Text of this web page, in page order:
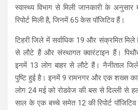
स्वास्थ्य विभाग से मिली जानकारी के
रिपोर्ट मिली है, जिनमें 65 केस पॉजिटिव हैं।
टिहरी जिले में सर्वाधिक 19 और संक्रमित मिले
से लौटे हैं और संस्थागत क्वारंटाइन हैं।
इनमें 13 लोग बाहर से लौटे हैं। नैनीताल
पुष्टि हुई है। इनमें 9 रामनगर और एक शख्स
लोग 24 मई को रोडवेज की बस से दिल्ली से
साल के एक बच्चे समेत 12 की रिपोर्ट